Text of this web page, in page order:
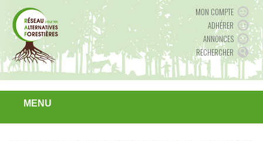
MON COMPTE
ADHÉRER
ANNONCES
RECHERCHER
MENU